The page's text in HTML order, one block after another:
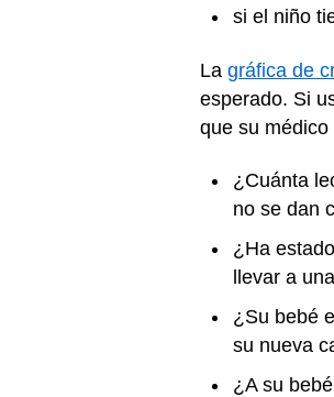
si el niño
La gráfica de
esperado. Si
que su médico
¿Cuánta
no se dan
¿Ha
llevar a
¿Su bebé
su nueva
¿A su